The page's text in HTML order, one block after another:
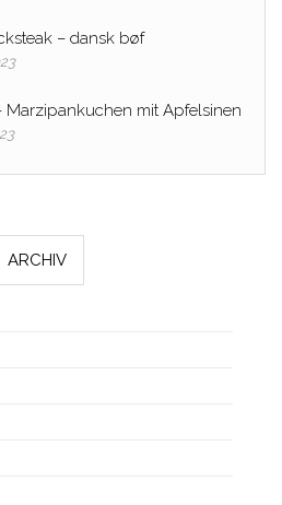
– dansk bøf
Marzipankuchen mit Apfelsinen
ARCHIV